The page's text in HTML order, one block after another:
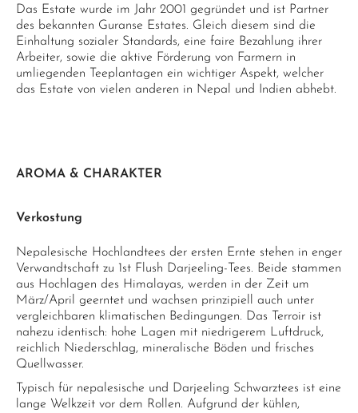
Das Estate wurde im Jahr 2001 gegründet und ist Partner
des bekannten Guranse Estates. Gleich diesem sind die
Einhaltung sozialer Standards, eine faire Bezahlung ihrer
Arbeiter, sowie die aktive Förderung von Farmern in
umliegenden Teeplantagen ein wichtiger Aspekt, welcher
das Estate von vielen anderen in Nepal und Indien abhebt.
AROMA & CHARAKTER
Verkostung
Nepalesische Hochlandtees der ersten Ernte stehen in enger
Verwandtschaft zu 1st Flush Darjeeling-Tees. Beide stammen
aus Hochlagen des Himalayas, werden in der Zeit um
März/April geerntet und wachsen prinzipiell auch unter
vergleichbaren klimatischen Bedingungen. Das Terroir ist
nahezu identisch: hohe Lagen mit niedrigerem Luftdruck,
reichlich Niederschlag, mineralische Böden und frisches
Quellwasser.
Typisch für nepalesische und Darjeeling Schwarztees ist eine
lange Welkzeit vor dem Rollen. Aufgrund der kühlen,